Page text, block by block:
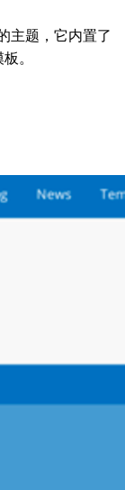
主题，它内置了
。